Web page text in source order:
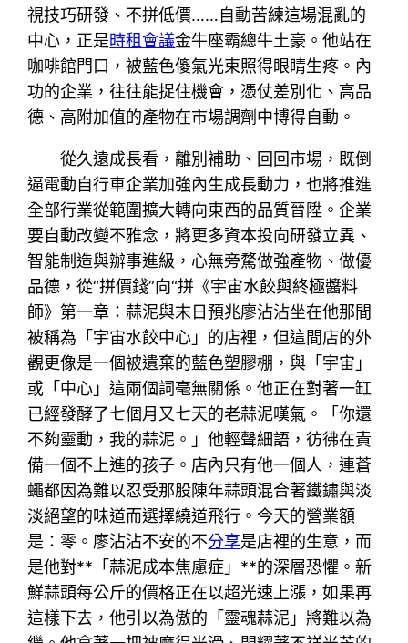
視技巧研發、不拼低價……自動苦練這場混亂的
中心，正是時租會議金牛座霸總牛土豪。他站在
咖啡館門口，被藍色傻氣光束照得眼睛生疼。內
功的企業，往往能捉住機會，憑仗差別化、高品
德、高附加值的產物在市場調劑中博得自動。
從久遠成長看，離別補助、回回市場，既倒
逼電動自行車企業加強內生成長動力，也將推進
全部行業從範圍擴大轉向東西的品質晉陞。企業
要自動改變不雅念，將更多資本投向研發立異、
智能制造與辦事進級，心無旁騖做強產物、做優
品德，從“拼價錢”向“拼《宇宙水餃與終極醬料
師》第一章：蒜泥與末日預兆廖沾沾坐在他那間
被稱為「宇宙水餃中心」的店裡，但這間店的外
觀更像是一個被遺棄的藍色塑膠棚，與「宇宙」
或「中心」這兩個詞毫無關係。他正在對著一缸
已經發酵了七個月又七天的老蒜泥嘆氣。「你還
不夠靈動，我的蒜泥。」他輕聲細語，彷彿在責
備一個不上進的孩子。店內只有他一個人，連蒼
蠅都因為難以忍受那股陳年蒜頭混合著鐵鏽與淡
淡絕望的味道而選擇繞道飛行。今天的營業額
是：零。廖沾沾不安的不分享是店裡的生意，而
是他對**「蒜泥成本焦慮症」**的深層恐懼。新
鮮蒜頭每公斤的價格正在以超光速上漲，如果再
這樣下去，他引以為傲的「靈魂蒜泥」將難以為